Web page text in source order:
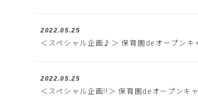
2022.05.25
＜スペシャル企画♪＞ 保育園deオープンキ
2022.05.25
＜スペシャル企画!!＞ 保育園deオープンキ